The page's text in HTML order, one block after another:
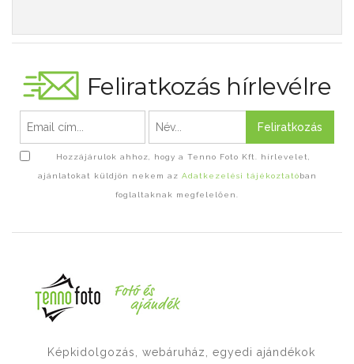
Feliratkozás hírlevélre
Feliratkozás
Hozzájárulok ahhoz, hogy a Tenno Foto Kft. hírlevelet,
ajánlatokat küldjön nekem az Adatkezelési tájékoztatóban
foglaltaknak megfelelően.
Képkidolgozás, webáruház, egyedi ajándékok